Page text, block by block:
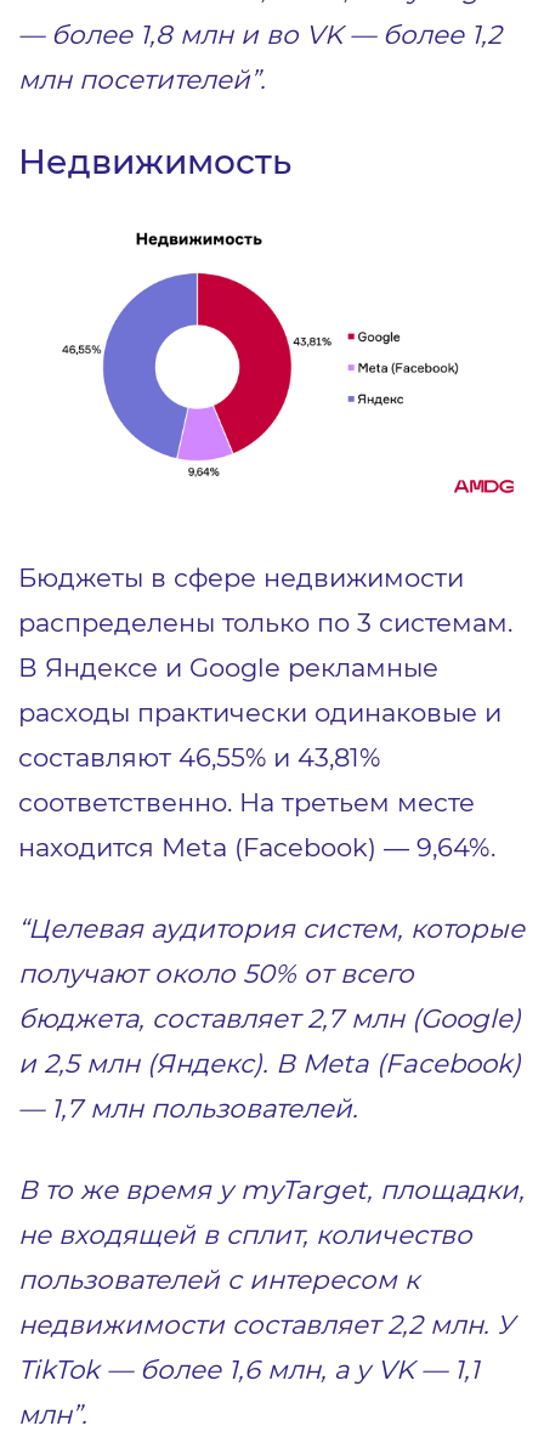
— более 1,8 млн и во VK — более 1,2
млн посетителей”.
Недвижимость
Бюджеты в сфере недвижимости
распределены только по 3 системам.
В Яндексе и Google рекламные
расходы практически одинаковые и
составляют 46,55% и 43,81%
соответственно. На третьем месте
находится Meta (Facebook) — 9,64%.
“Целевая аудитория систем, которые
получают около 50% от всего
бюджета, составляет 2,7 млн (Google)
и 2,5 млн (Яндекс). В Meta (Facebook)
— 1,7 млн пользователей.
В то же время у myTarget, площадки,
не входящей в сплит, количество
пользователей с интересом к
недвижимости составляет 2,2 млн. У
TikTok ― более 1,6 млн, а у VK ― 1,1
млн”.